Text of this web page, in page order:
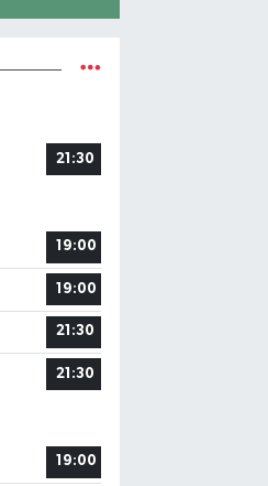
21:30
19:00
19:00
21:30
21:30
19:00